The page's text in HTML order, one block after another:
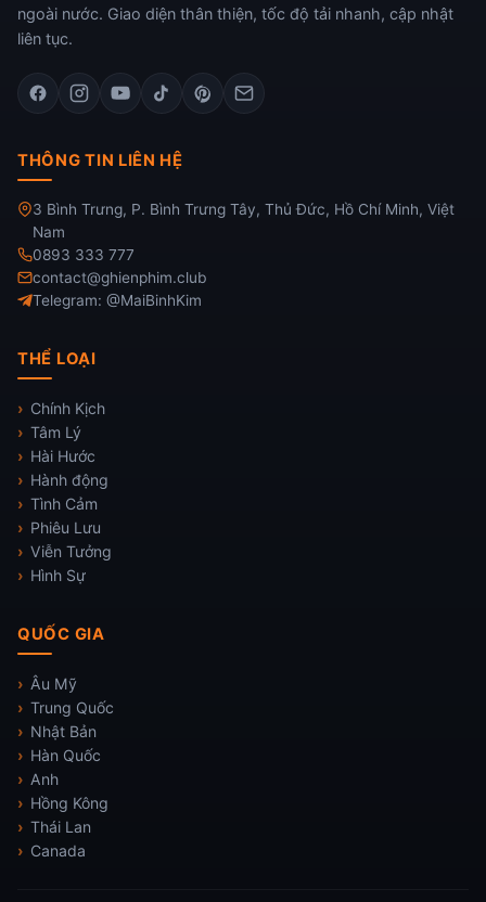
ngoài nước. Giao diện thân thiện, tốc độ tải nhanh, cập nhật
liên tục.
THÔNG TIN LIÊN HỆ
3 Bình Trưng, P. Bình Trưng Tây, Thủ Đức, Hồ Chí Minh, Việt
Nam
0893 333 777
contact@ghienphim.club
Telegram: @MaiBinhKim
THỂ LOẠI
Chính Kịch
Tâm Lý
Hài Hước
Hành động
Tình Cảm
Phiêu Lưu
Viễn Tưởng
Hình Sự
QUỐC GIA
Âu Mỹ
Trung Quốc
Nhật Bản
Hàn Quốc
Anh
Hồng Kông
Thái Lan
Canada